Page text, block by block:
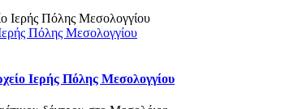
Πόλης Μεσολογγίου
Ιερής Πόλης Μεσολογγίου